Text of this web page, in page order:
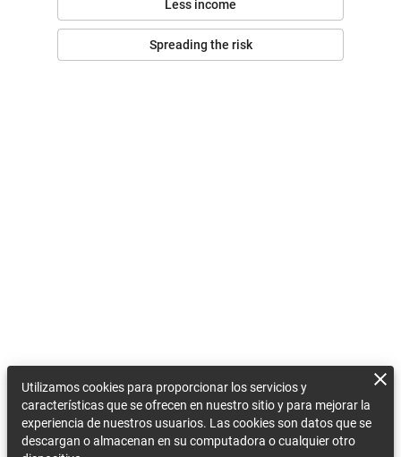
Less income
Spreading the risk
Utilizamos cookies para proporcionar los servicios y
características que se ofrecen en nuestro sitio y para mejorar la
experiencia de nuestros usuarios. Las cookies son datos que se
descargan o almacenan en su computadora o cualquier otro